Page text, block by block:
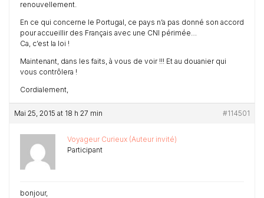
renouvellement.
En ce qui concerne le Portugal, ce pays n’a pas donné son accord
pour accueillir des Français avec une CNI périmée…
Ca, c’est la loi !
Maintenant, dans les faits, à vous de voir !!! Et au douanier qui
vous contrôlera !
Cordialement,
Mai 25, 2015 at 18 h 27 min #114501
Voyageur Curieux (Auteur invité)
Participant
bonjour,